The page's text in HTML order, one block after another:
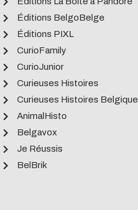
Éditions BelgoBelge
Éditions PIXL
CurioFamily
CurioJunior
Curieuses Histoires
Curieuses Histoires Belgique
AnimalHisto
Belgavox
Je Réussis
BelBrik